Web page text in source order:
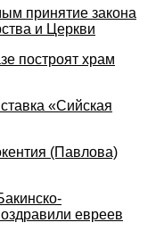
принятие закона
и Церкви
построят храм
«Сийская
(Павлова)
евреев